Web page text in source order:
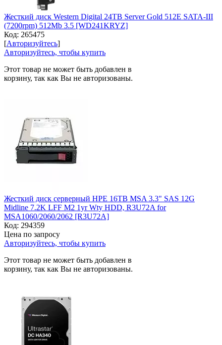
Жесткий диск Western Digital 24TB Server Gold 512E SATA-III
(7200rpm) 512Mb 3.5 [WD241KRYZ]
Код: 265475
[Авторизуйтесь]
Авторизуйтесь, чтобы купить
Этот товар не может быть добавлен в
корзину, так как Вы не авторизованы.
Жесткий диск серверный HPE 16TB MSA 3.3" SAS 12G
Midline 7.2K LFF M2 1yr Wty HDD, R3U72A for
MSA1060/2060/2062 [R3U72A]
Код: 294359
Цена по запросу
Авторизуйтесь, чтобы купить
Этот товар не может быть добавлен в
корзину, так как Вы не авторизованы.